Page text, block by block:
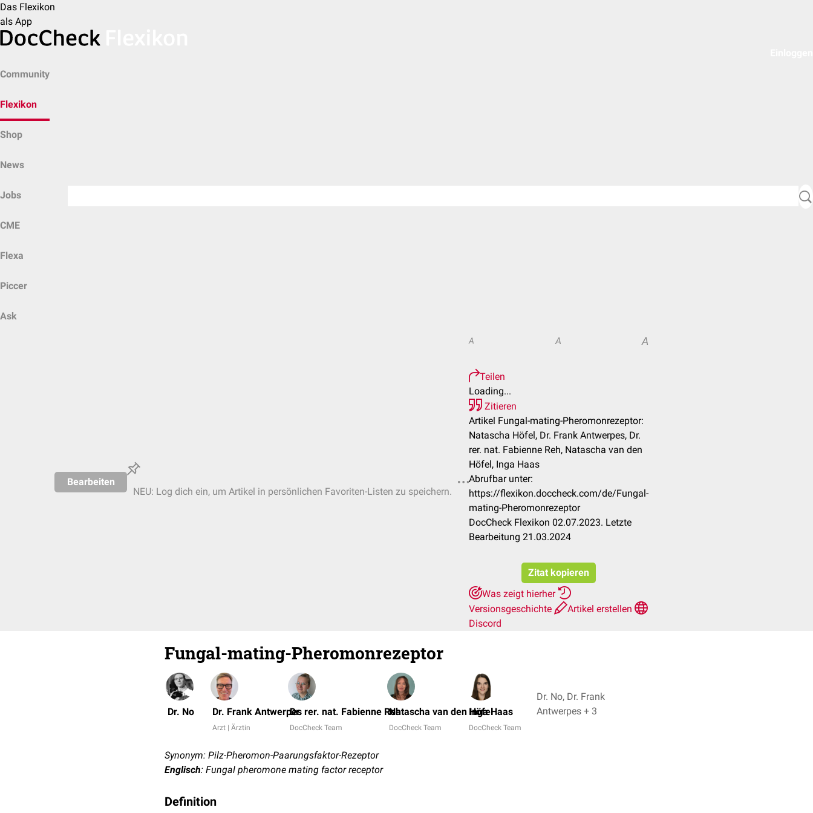
Das Flexikon
als App
Community
Flexikon
Shop
News
Jobs
CME
Flexa
Piccer
Ask
Bearbeiten
NEU: Log dich ein, um Artikel in persönlichen Favoriten-Listen zu speichern.
A A A
Teilen
Loading...
Zitieren
Artikel Fungal-mating-Pheromonrezeptor:
Natascha Höfel, Dr. Frank Antwerpes, Dr.
rer. nat. Fabienne Reh, Natascha van den
Höfel, Inga Haas
Abrufbar unter:
https://flexikon.doccheck.com/de/Fungal-
mating-Pheromonrezeptor
DocCheck Flexikon 02.07.2023. Letzte
Bearbeitung 21.03.2024
Zitat kopieren
Was zeigt hierher
Versionsgeschichte
Artikel erstellen
Discord
Fungal-mating-Pheromonrezeptor
Dr. No Dr. Frank Antwerpes
Arzt | Ärztin
Dr. rer. nat. Fabienne Reh
DocCheck Team
Natascha van den Höfel
DocCheck Team
Inga Haas
DocCheck Team
Dr. No, Dr. Frank
Antwerpes + 3
Synonym: Pilz-Pheromon-Paarungsfaktor-Rezeptor
Englisch: Fungal pheromone mating factor receptor
Definition